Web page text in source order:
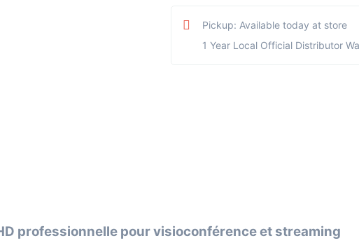
Pickup: Available today at store
1 Year Local Official Distributor
professionnelle pour visioconférence et streaming